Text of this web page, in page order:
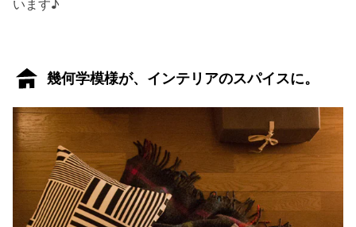
います♪
幾何学模様が、インテリアのスパイスに。